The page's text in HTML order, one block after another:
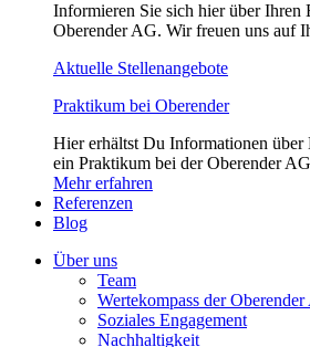
Informieren Sie sich hier über Ihren
Oberender AG. Wir freuen uns auf
Aktuelle Stellenangebote
Praktikum bei Oberender
Hier erhältst Du Informationen
ein Praktikum bei der Oberender
Mehr erfahren
Referenzen
Blog
Über uns
Team
Wertekompass der Oberender
Soziales Engagement
Nachhaltigkeit